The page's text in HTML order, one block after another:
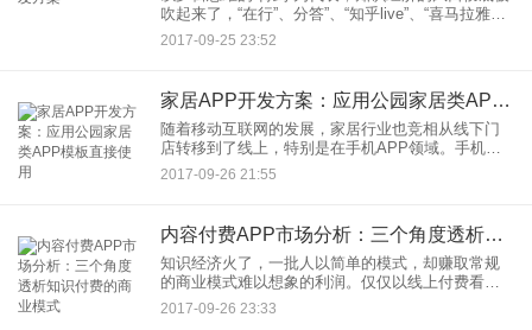
吹起来了，“在行”、分答”、“知乎live”、“喜马拉雅
FM”和微博、微信等打赏渠道的打通，内容付费的时
代终于到来。事实证明，大众也是非常愿意为知识
2017-09-25 23:52
家居APP开发方案：应用公园家居类APP模板直接使用
随着移动互联网的发展，家居行业也竞相从线下门
店转移到了线上，特别是在手机APP领域。手机
APP作为移动互联网的入口，对新一代的家居企业
来说可谓关重要，甚已经成为宣传要地。通过一款
2017-09-26 21:55
内容付费APP市场分析：三个角度透析知识付费的商业模式
知识经济火了，一批人以简单的模式，却赚取常规
的商业模式难以想象的利润。仅仅以线上付费看文
字、听音频、听视频的形式，就让一些大牛一年时
间获利超千万，各大平台赢取的利润自然以亿计。
2017-09-26 23:33